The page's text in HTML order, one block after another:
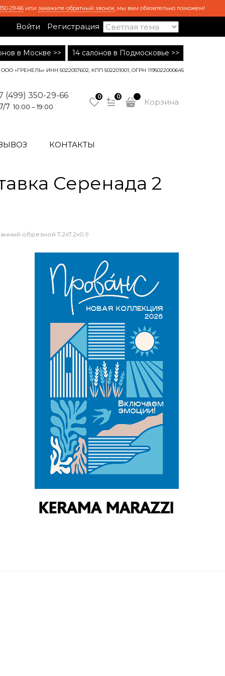
29-66 или закажите обратный звонок, мы вам обязательно поможем!
Войти Регистрация
в Москве >> 14 салонов в Подмосковье >>
ООО «ГРЕНЕЛЬ» ИНН 5022057602, КПП 502201001, ОГРН 1195022000645
(499) 350-29-66
7 10:00 – 19:00
0 0
Корзина
КОНТАКТЫ
Серенада 2
обрезной 7,2x7,2x0,9